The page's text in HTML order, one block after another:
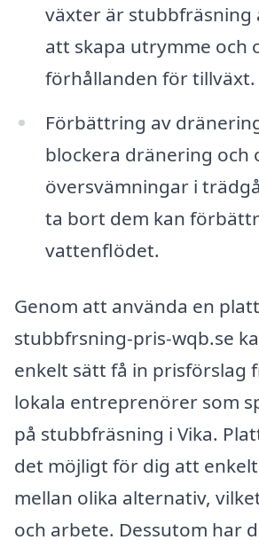
växter är stubbfräsning
att skapa utrymme och
förhållanden för tillväxt.
Förbättring av
blockera dränering och
översvämningar i
ta bort dem kan
vattenflödet.
Genom att använda en
stubbfrsning-pris-wqb.se
enkelt sätt få in prisförslag
lokala entreprenörer som
på stubbfräsning i Vika.
det möjligt för dig att
mellan olika alternativ,
och arbete. Dessutom har